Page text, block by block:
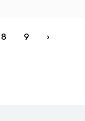
8 9 ›